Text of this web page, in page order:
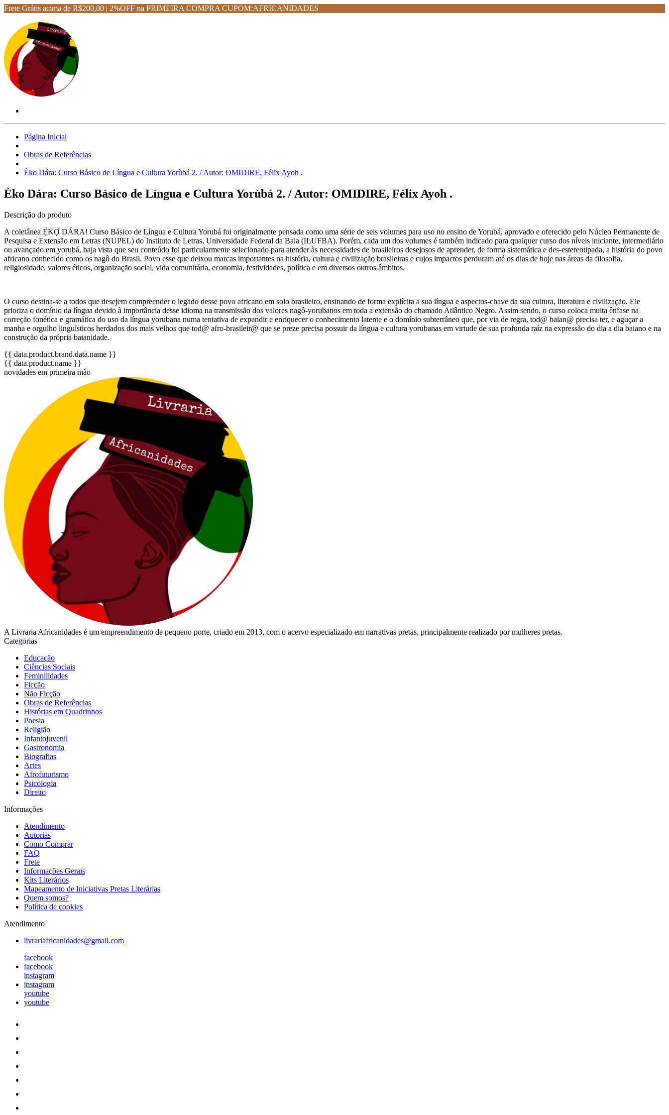
Frete Grátis acima de R$200,00 | 2%OFF na PRIMEIRA COMPRA CUPOM:AFRICANIDADES
Página Inicial
Obras de Referências
Èko Dára: Curso Básico de Língua e Cultura Yorùbá 2. / Autor: OMIDIRE, Félix Ayoh .
Èko Dára: Curso Básico de Língua e Cultura Yorùbá 2. / Autor: OMIDIRE, Félix Ayoh .
Descrição do produto
A coletânea Ẹ̀KỌ́ DÁRA! Curso Básico de Língua e Cultura Yorubá foi originalmente pensada como uma série de seis volumes para uso no ensino de Yorubá, aprovado e oferecido pelo Núcleo Permanente de
Pesquisa e Extensão em Letras (NUPEL) do Instituto de Letras, Universidade Federal da Baia (ILUFBA). Porém, cada um dos volumes é também indicado para qualquer curso dos níveis iniciante, intermediário
ou avançado em yorubá, haja vista que seu conteúdo foi particularmente selecionado para atender às necessidades de brasileiros desejosos de aprender, de forma sistemática e des-estereotipada, a história do povo
africano conhecido como os nagô do Brasil. Povo esse que deixou marcas importantes na história, cultura e civilização brasileiras e cujos impactos perduram até os dias de hoje nas áreas da filosofia,
religiosidade, valores éticos, organização social, vida comunitária, economia, festividades, política e em diversos outros âmbitos.
O curso destina-se a todos que desejem compreender o legado desse povo africano em solo brasileiro, ensinando de forma explícita a sua língua e aspectos-chave da sua cultura, literatura e civilização. Ele
prioriza o domínio da língua devido à importância desse idioma na transmissão dos valores nagô-yorubanos em toda a extensão do chamado Atlântico Negro. Assim sendo, o curso coloca muita ênfase na
correção fonética e gramática do uso da língua yorubana numa tentativa de expandir e enriquecer o conhecimento latente e o domínio subterrâneo que, por via de regra, tod@ baian@ precisa ter, e aguçar a
manha e orgulho linguísticos herdados dos mais velhos que tod@ afro-brasileir@ que se preze precisa possuir da língua e cultura yorubanas em virtude de sua profunda raíz na expressão do dia a dia baiano e na
construção da própria baianidade.
{{ data.product.brand.data.name }}
{{ data.product.name }}
novidades em primeira mão
A Livraria Africanidades é um empreendimento de pequeno porte, criado em 2013, com o acervo especializado em narrativas pretas, principalmente realizado por mulheres pretas.
Categorias
Educação
Ciências Sociais
Feminilidades
Ficção
Não Ficção
Obras de Referências
Histórias em Quadrinhos
Poesia
Religião
Infantojuvenil
Gastronomia
Biografias
Artes
Afrofuturismo
Psicologia
Direito
Informações
Atendimento
Autorias
Como Comprar
FAQ
Frete
Informações Gerais
Kits Literários
Mapeamento de Iniciativas Pretas Literárias
Quem somos?
Política de cookies
Atendimento
livrariafricanidades@gmail.com
facebook
facebook
instagram
instagram
youtube
youtube